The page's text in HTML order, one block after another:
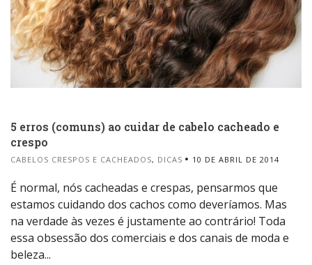
5 erros (comuns) ao cuidar de cabelo cacheado e
crespo
CABELOS CRESPOS E CACHEADOS, DICAS 10 DE ABRIL DE 2014
É normal, nós cacheadas e crespas, pensarmos que
estamos cuidando dos cachos como deveríamos. Mas
na verdade às vezes é justamente ao contrário! Toda
essa obsessão dos comerciais e dos canais de moda e
beleza...